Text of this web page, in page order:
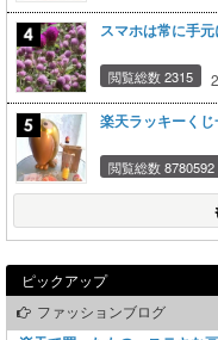
スマホは常に手
閲覧総数 2315
楽天ラッキーくじ
閲覧総数 8780592
ピックアップ
ファッションブログ